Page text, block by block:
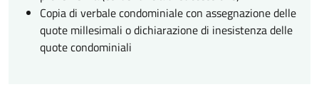
Copia di verbale condominiale con assegnazione delle
quote millesimali o dichiarazione di inesistenza delle
quote condominiali